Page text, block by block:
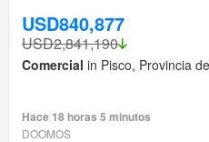
USD840,877
USD2,841,190
Comercial in Pisco, Provincia
Hace 18 horas 5 minutos
DOOMOS